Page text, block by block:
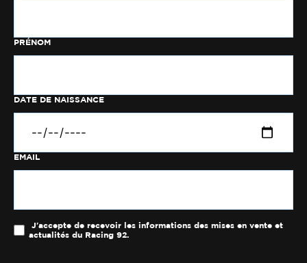
PRÉNOM
DATE DE NAISSANCE
EMAIL
J'accepte de recevoir les informations des mises en vente et
actualités du Racing 92.